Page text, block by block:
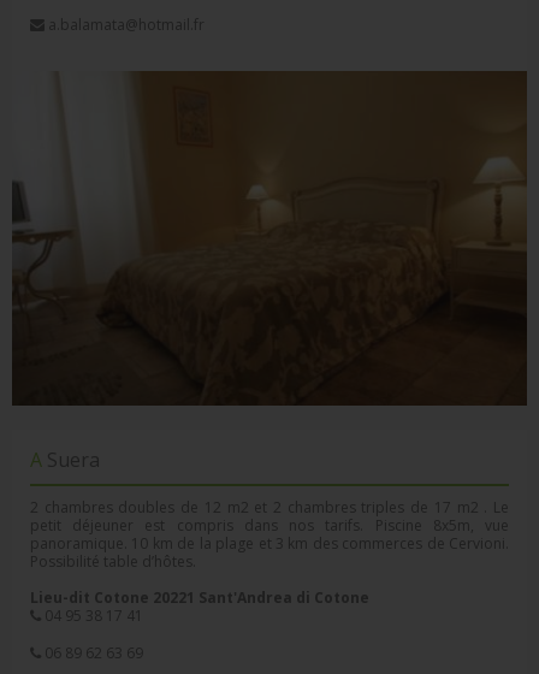
a.balamata@hotmail.fr
A Suera
2 chambres doubles de 12 m2 et 2 chambres triples de 17 m2 . Le
petit déjeuner est compris dans nos tarifs. Piscine 8x5m, vue
panoramique. 10 km de la plage et 3 km des commerces de Cervioni.
Possibilité table d’hôtes.
Lieu-dit Cotone 20221 Sant'Andrea di Cotone
04 95 38 17 41
06 89 62 63 69